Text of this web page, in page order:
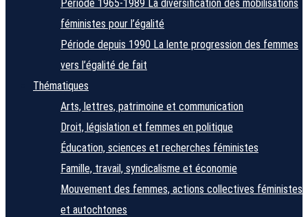
Période 1965-1989 La diversification des mobilisations
féministes pour l’égalité
Période depuis 1990 La lente progression des femmes
vers l’égalité de fait
Thématiques
Arts, lettres, patrimoine et communication
Droit, législation et femmes en politique
Éducation, sciences et recherches féministes
Famille, travail, syndicalisme et économie
Mouvement des femmes, actions collectives féministes
et autochtones